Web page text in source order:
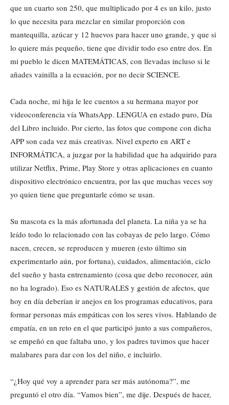
que un cuarto son 250, que multiplicado por 4 es un kilo, justo
lo que necesita para mezclar en similar proporción con
mantequilla, azúcar y 12 huevos para hacer uno grande, y que si
lo quiere más pequeño, tiene que dividir todo eso entre dos. En
mi pueblo le dicen MATEMÁTICAS, con llevadas incluso si le
añades vainilla a la ecuación, por no decir SCIENCE.
Cada noche, mi hija le lee cuentos a su hermana mayor por
videoconferencia vía WhatsApp. LENGUA en estado puro, Día
del Libro incluido. Por cierto, las fotos que compone con dicha
APP son cada vez más creativas. Nivel experto en ART e
INFORMÁTICA, a juzgar por la habilidad que ha adquirido para
utilizar Netflix, Prime, Play Store y otras aplicaciones en cuanto
dispositivo electrónico encuentra, por las que muchas veces soy
yo quien tiene que preguntarle cómo se usan.
Su mascota es la más afortunada del planeta. La niña ya se ha
leído todo lo relacionado con las cobayas de pelo largo. Cómo
nacen, crecen, se reproducen y mueren (esto último sin
experimentarlo aún, por fortuna), cuidados, alimentación, ciclo
del sueño y hasta entrenamiento (cosa que debo reconocer, aún
no ha logrado). Eso es NATURALES y gestión de afectos, que
hoy en día deberían ir anejos en los programas educativos, para
formar personas más empáticas con los seres vivos. Hablando de
empatía, en un reto en el que participó junto a sus compañeros,
se empeñó en que faltaba uno, y los padres tuvimos que hacer
malabares para dar con los del niño, e incluirlo.
“¿Hoy qué voy a aprender para ser más autónoma?”, me
preguntó el otro día. “Vamos bien”, me dije. Después de hacer,